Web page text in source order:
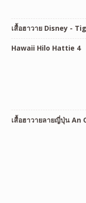
เสื้อฮาวาย Disney -
Hawaii Hilo Hattie 4
เสื้อฮาวายลายญี่ปุ่น